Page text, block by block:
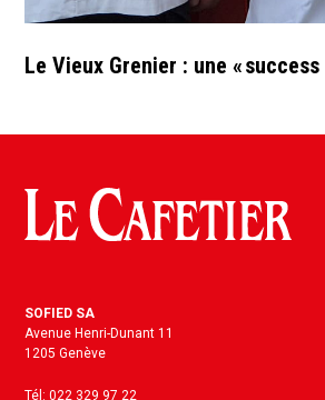
SOFIED SA
Avenue Henri-Dunant 11
1205 Genève
Tél: 022 329 97 22